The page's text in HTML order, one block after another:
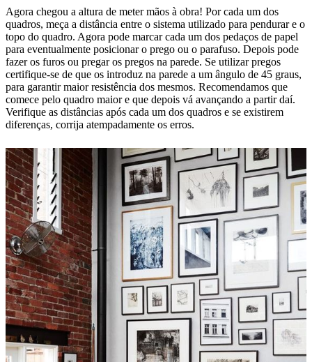
Agora chegou a altura de meter mãos à obra! Por cada um dos
quadros, meça a distância entre o sistema utilizado para pendurar e o
topo do quadro. Agora pode marcar cada um dos pedaços de papel
para eventualmente posicionar o prego ou o parafuso. Depois pode
fazer os furos ou pregar os pregos na parede. Se utilizar pregos
certifique-se de que os introduz na parede a um ângulo de 45 graus,
para garantir maior resistência dos mesmos. Recomendamos que
comece pelo quadro maior e que depois vá avançando a partir daí.
Verifique as distâncias após cada um dos quadros e se existirem
diferenças, corrija atempadamente os erros.